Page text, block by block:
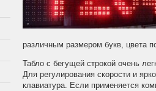
различным размером букв, цвета
Табло с бегущей строкой очень
Для регулирования скорости и
клавиатура. Если применяется